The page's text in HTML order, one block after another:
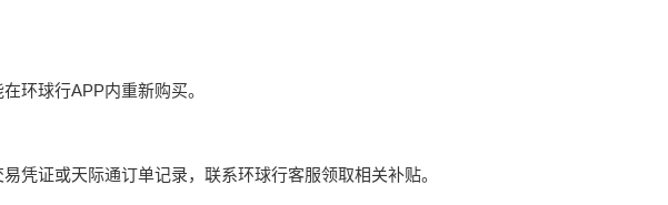
环球行APP内重新购买。
凭证或天际通订单记录，联系环球行客服领取相关补贴。